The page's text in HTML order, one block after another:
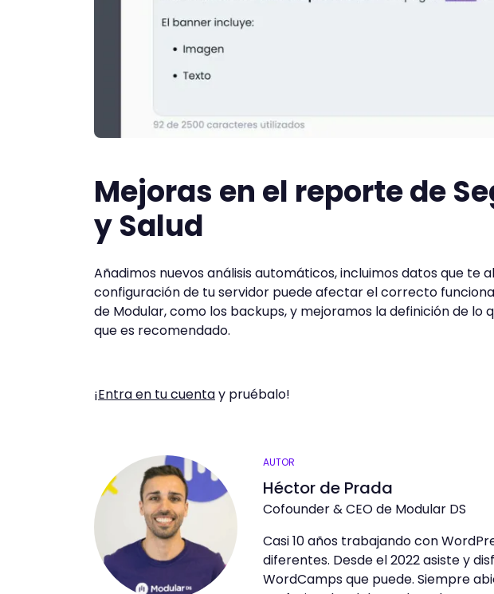
Mejoras en el reporte de
y Salud
Añadimos nuevos análisis automáticos, incluimos datos que te
configuración de tu servidor puede afectar el correcto
de Modular, como los backups, y mejoramos la definición de lo
que es recomendado.
¡Entra en tu cuentay pruébalo!
AUTOR
Héctor de Prada
Cofounder & CEO de Modular DS
Casi 10 años trabajando con
diferentes. Desde el 2022 asiste y
WordCamps que puede. Siempre